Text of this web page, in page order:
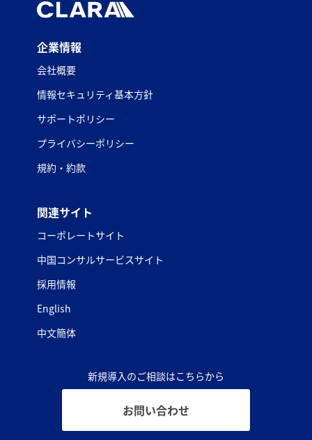
企業情報
会社概要
情報セキュリティ基本方針
サポートポリシー
プライバシーポリシー
規約・約款
関連サイト
コーポレートサイト
中国コンサルサービスサイト
採用情報
English
中文簡体
新規導入のご相談はこちらから
お問い合わせ